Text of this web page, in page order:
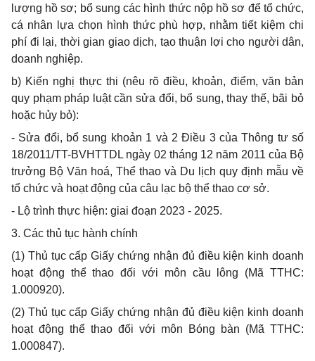
lượng hồ sơ; bổ sung các hình thức nộp hồ sơ để tổ chức,
cá nhân lựa chọn hình thức phù hợp, nhằm tiết kiệm chi
phí đi lại, thời gian giao dịch, tạo thuận lợi cho người dân,
doanh nghiệp.
b) Kiến nghị thực thi (nêu rõ điều, khoản, điểm, văn bản
quy phạm pháp luật cần sửa đổi, bổ sung, thay thế, bãi bỏ
hoặc hủy bỏ):
- Sửa đổi, bổ sung khoản 1 và 2 Điều 3 của Thông tư số
18/2011/TT-BVHTTDL ngày 02 tháng 12 năm 2011 của Bộ
trưởng Bộ Văn hoá, Thể thao và Du lịch quy định mẫu về
tổ chức và hoạt động của câu lạc bộ thể thao cơ sở.
- Lộ trình thực hiện: giai đoạn 2023 - 2025.
3. Các thủ tục hành chính
(1) Thủ tục cấp Giấy chứng nhận đủ điều kiện kinh doanh
hoạt động thểthao đối với môn cầu lông (Mã TTHC:
1.000920).
(2) Thủ tục cấp Giấy chứng nhận đủ điều kiện kinh doanh
hoạt động thể thao đối với môn Bóng bàn (Mã TTHC:
1.000847).